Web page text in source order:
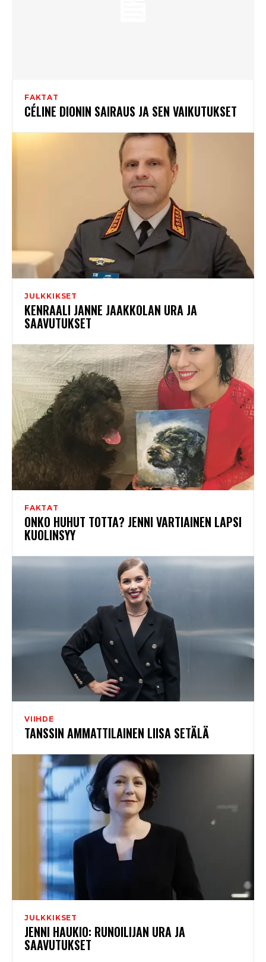
FAKTAT
CÉLINE DIONIN SAIRAUS JA SEN VAIKUTUKSET
JULKKIKSET
KENRAALI JANNE JAAKKOLAN URA JA
SAAVUTUKSET
FAKTAT
ONKO HUHUT TOTTA? JENNI VARTIAINEN LAPSI
KUOLINSYY
VIIHDE
TANSSIN AMMATTILAINEN LIISA SETÄLÄ
JULKKIKSET
JENNI HAUKIO: RUNOILIJAN URA JA
SAAVUTUKSET